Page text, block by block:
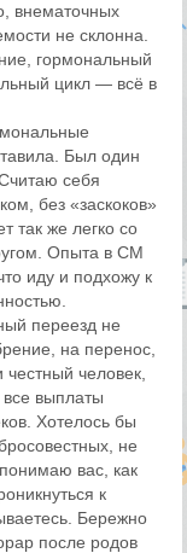
внематочных
не склонна.
гормональный
цикл — всё в
Был один
себя
без «заскоков»
так же легко со
Опыта в СМ
иду и подхожу к
переезд не
на перенос,
человек,
все выплаты
Хотелось бы
не
вас, как
к
Бережно
после родов